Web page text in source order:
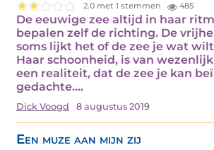
2.0 met 1 stemmen 485
De eeuwige zee altijd in haar
bepalen zelf de richting. De
soms lijkt het of de zee je wat
Haar schoonheid, is van
een realiteit, dat de zee je kan
gedachte.…
Dick Voogd 8 augustus 2019
Een muze aan mijn zij